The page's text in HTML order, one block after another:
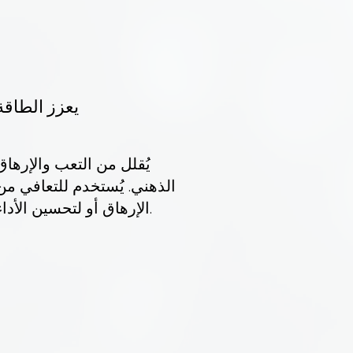
يعزز
يُقلل من التعب
الذهني. يُستخدم للتعافي
الإرهاق أو لتحسين الأداء.